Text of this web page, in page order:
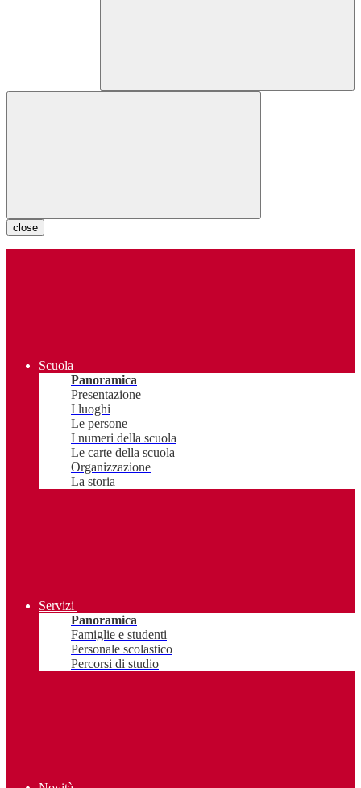
close
Scuola
Panoramica
Presentazione
I luoghi
Le persone
I numeri della scuola
Le carte della scuola
Organizzazione
La storia
Servizi
Panoramica
Famiglie e studenti
Personale scolastico
Percorsi di studio